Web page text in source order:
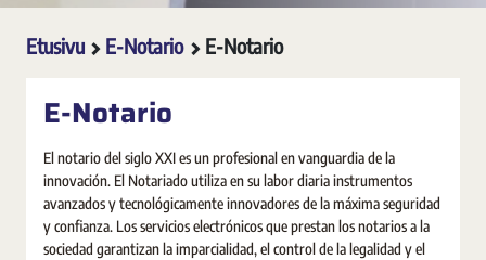
Etusivu E-Notario E-Notario
E-Notario
El notario del siglo XXI es un profesional en vanguardia de la
innovación. El Notariado utiliza en su labor diaria instrumentos
avanzados y tecnológicamente innovadores de la máxima seguridad
y confianza. Los servicios electrónicos que prestan los notarios a la
sociedad garantizan la imparcialidad, el control de la legalidad y el